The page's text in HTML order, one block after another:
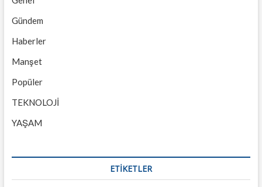
Gündem
Haberler
Manşet
Popüler
TEKNOLOJİ
YAŞAM
ETİKETLER